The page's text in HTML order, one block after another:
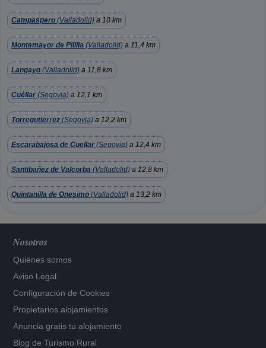
Campaspero (Valladolid) a 10 km
Montemayor de Pililla (Valladolid) a 11,4 km
Langayo (Valladolid) a 11,8 km
Cuéllar (Segovia) a 12,1 km
Torregutierrez (Segovia) a 12,2 km
Escarabajosa de Cuellar (Segovia) a 12,4 km
Santibañez de Valcorba (Valladolid) a 12,8 km
Quintanilla de Onesimo (Valladolid) a 13,2 km
Nosotros
Quiénes somos
Aviso Legal
Configuración de Cookies
Propietarios alojamientos
Anuncia gratis tu alojamiento
Blog de Turismo Rural